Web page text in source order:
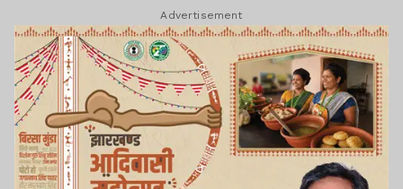
Advertisement